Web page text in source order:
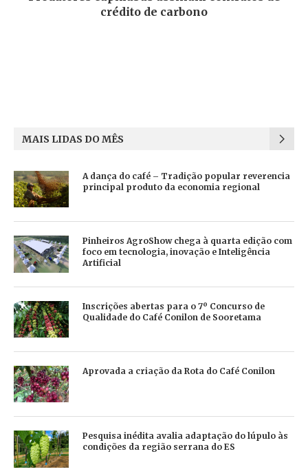
crédito de carbono
MAIS LIDAS DO MÊS
A dança do café – Tradição popular reverencia
principal produto da economia regional
Pinheiros AgroShow chega à quarta edição com
foco em tecnologia, inovação e Inteligência
Artificial
Inscrições abertas para o 7º Concurso de
Qualidade do Café Conilon de Sooretama
Aprovada a criação da Rota do Café Conilon
Pesquisa inédita avalia adaptação do lúpulo às
condições da região serrana do ES